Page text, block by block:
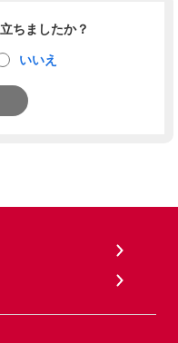
ちましたか？
いいえ